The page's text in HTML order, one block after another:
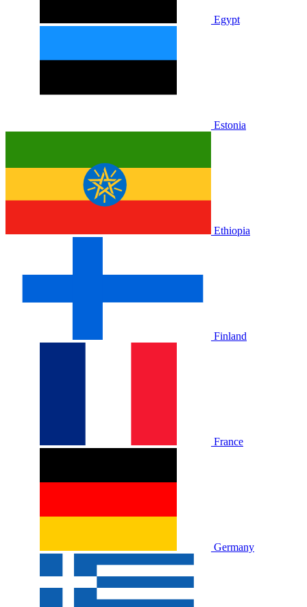
Egypt
Estonia
Ethiopia
Finland
France
Germany